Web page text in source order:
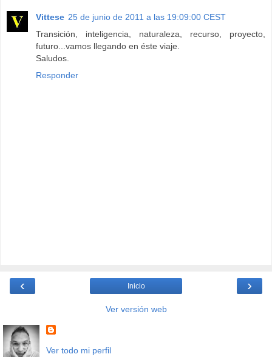
Vittese 25 de junio de 2011 a las 19:09:00 CEST
Transición, inteligencia, naturaleza, recurso, proyecto,
futuro...vamos llegando en éste viaje.
Saludos.
Responder
‹ ›
Inicio
Ver versión web
Ver todo mi perfil